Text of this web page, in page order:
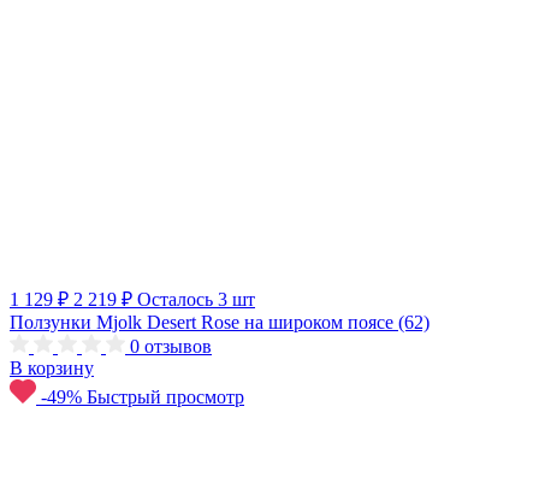
1 129 ₽ 2 219 ₽ Осталось 3 шт
Ползунки Mjolk Desert Rose на широком поясе (62)
0 отзывов
В корзину
-49% Быстрый просмотр